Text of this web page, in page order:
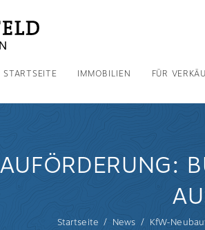
STARTSEITE IMMOBILIEN FÜR
Startseite News KfW-